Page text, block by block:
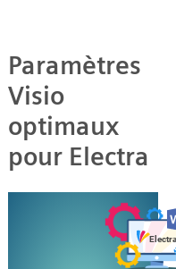
Paramètres
Visio
optimaux
pour Electra